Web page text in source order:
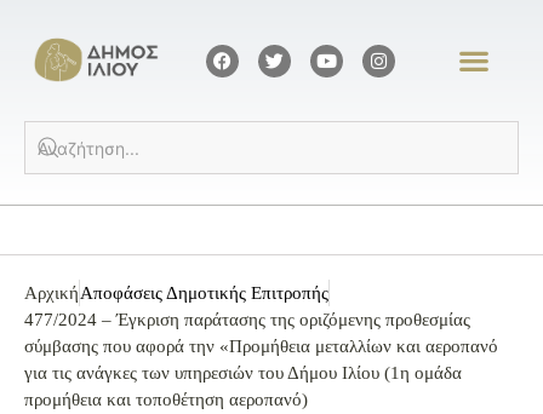
ΑρχικήΑποφάσεις Δημοτικής Επιτροπής
477/2024 – Έγκριση παράτασης της οριζόμενης προθεσμίας
σύμβασης που αφορά την «Προμήθεια μεταλλίων και αεροπανό
για τις ανάγκες των υπηρεσιών του Δήμου Ιλίου (1η ομάδα
προμήθεια και τοποθέτηση αεροπανό)